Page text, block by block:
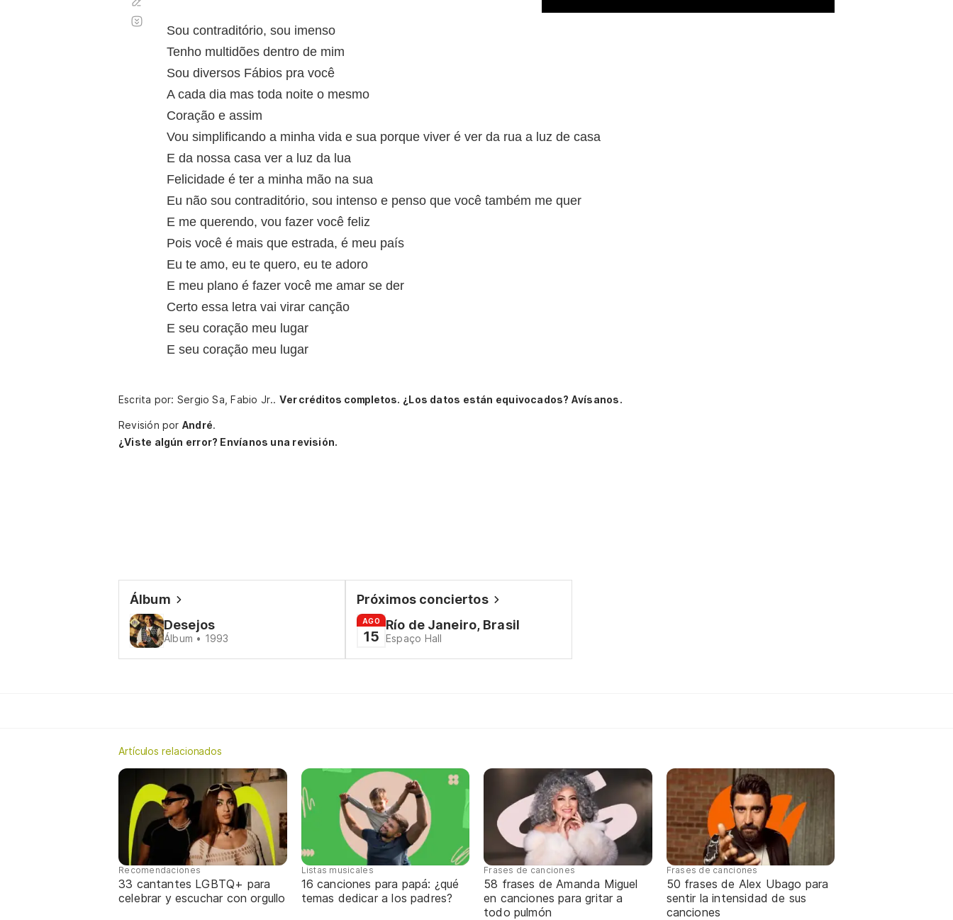
Sou contraditório, sou imenso
Tenho multidões dentro de mim
Sou diversos Fábios pra você
A cada dia mas toda noite o mesmo
Coração e assim
Vou simplificando a minha vida e sua porque viver é ver da rua a luz de casa
E da nossa casa ver a luz da lua
Felicidade é ter a minha mão na sua
Eu não sou contraditório, sou intenso e penso que você também me quer
E me querendo, vou fazer você feliz
Pois você é mais que estrada, é meu país
Eu te amo, eu te quero, eu te adoro
E meu plano é fazer você me amar se der
Certo essa letra vai virar canção
E seu coração meu lugar
E seu coração meu lugar
automático
Escrita por: Sergio Sa, Fabio Jr.. Ver créditos completos. ¿Los datos están equivocados? Avísanos.
Revisión por André.
¿Viste algún error? Envíanos una revisión.
Álbum
Desejos
Álbum • 1993
Próximos conciertos
AGO
15
Río de Janeiro, Brasil
Espaço Hall
Artículos relacionados
Recomendaciones
33 cantantes LGBTQ+ para
celebrar y escuchar con orgullo
Listas musicales
16 canciones para papá: ¿qué
temas dedicar a los padres?
Frases de canciones
58 frases de Amanda Miguel
en canciones para gritar a
todo pulmón
Frases de canciones
50 frases de Alex Ubago para
sentir la intensidad de sus
canciones